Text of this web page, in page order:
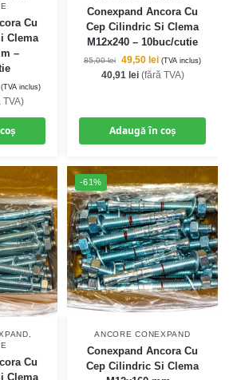
Cu
Clema
–
(TVA inclus)
Conexpand Ancora Cu
Cep Cilindric Si Clema
M12x240 – 10buc/cutie
85,00lei 49,50 lei (TVA inclus)
40,91 lei(fără TVA)
Adaugă în coș
Cu
Clema
-61%
ANCORE CONEXPAND
Conexpand Ancora Cu
Cep Cilindric Si Clema